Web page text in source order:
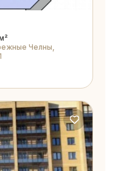
Челны,